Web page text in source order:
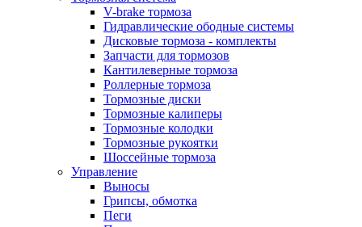
V-brake тормоза
Гидравлические ободные системы
Дисковые тормоза - комплекты
Запчасти для тормозов
Кантилеверные тормоза
Роллерные тормоза
Тормозные диски
Тормозные калиперы
Тормозные колодки
Тормозные рукоятки
Шоссейные тормоза
Управление
Выносы
Грипсы, обмотка
Пеги